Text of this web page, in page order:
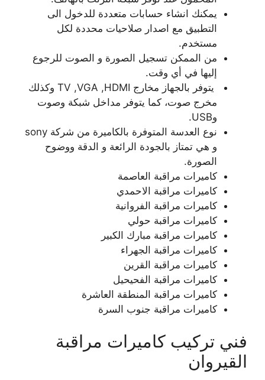
يمكنك انشاء حسابات متعددة للدخول الى
التطبيق مع اصدار صلاحيات محددة لكل
مستخدم.
من الممكن تسجيل الصورة و الصوت للرجوع
إليها في أي وقت.
يتوفر بالجهاز مخارج TV ,VGA ,HDMI وكذلك
مخرج صوت، كما يتوفر مداخل شبكة وصوت
وUSB.
نوع العدسة المتوفرة بالكاميرة من شركة sony
و هي تمتاز بالجودة الرائعة و الدقة ووضوح
الصورة.
كاميرات مراقبة العاصمة
كاميرات مراقبة الاحمدي
كاميرات مراقبة الفروانية
كاميرات مراقبة حولي
كاميرات مراقبة مبارك الكبير
كاميرات مراقبة الجهراء
كاميرات مراقبة القرين
كاميرات مراقبة الفحيحيل
كاميرات مراقبة المنطقة العاشرة
كاميرات مراقبة جنوب السرة
فني تركيب كاميرات مراقبة
القيروان